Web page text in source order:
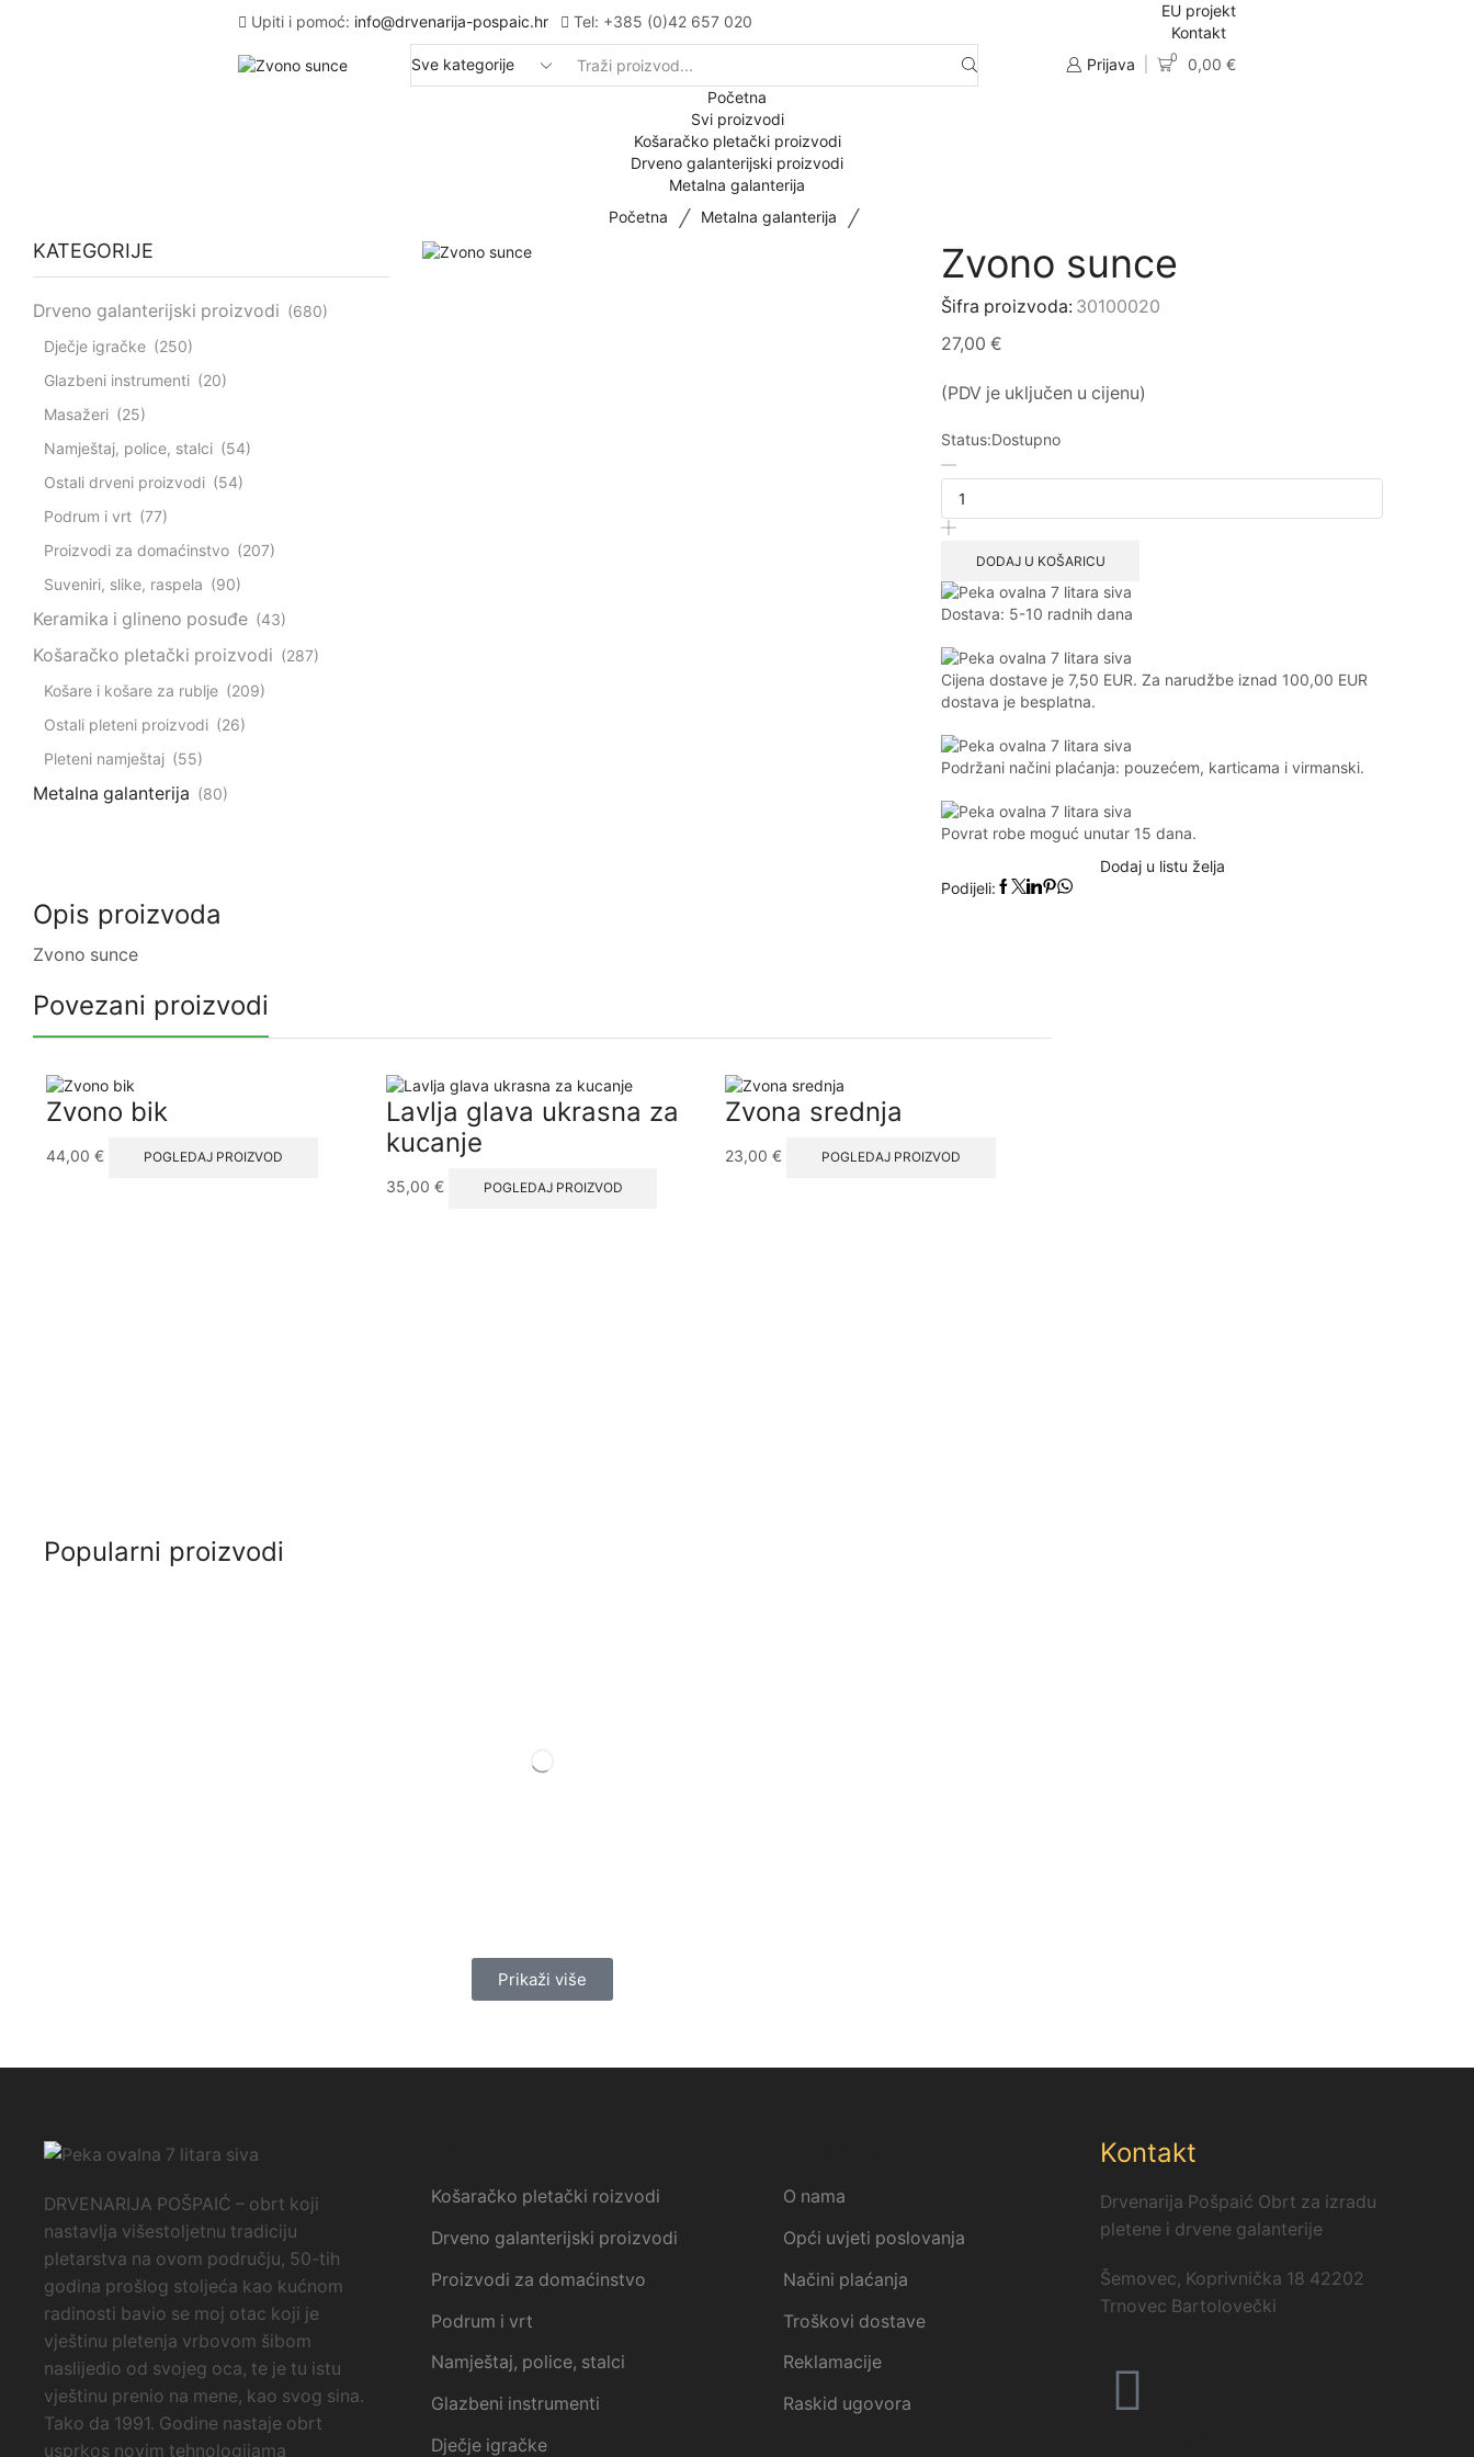
Upiti i pomoć: info@drvenarija-pospaic.hr Tel: +385 (0)42 657 020
EU projekt
Kontakt
Prijava
0 0,00 €
Početna
Svi proizvodi
Košaračko pletački proizvodi
Drveno galanterijski proizvodi
Metalna galanterija
Početna
/ Metalna galanterija /
KATEGORIJE
Drveno galanterijski proizvodi (680)
Dječje igračke (250)
Glazbeni instrumenti (20)
Masažeri (25)
Namještaj, police, stalci (54)
Ostali drveni proizvodi (54)
Podrum i vrt (77)
Proizvodi za domaćinstvo (207)
Suveniri, slike, raspela (90)
Keramika i glineno posuđe (43)
Košaračko pletački proizvodi (287)
Košare i košare za rublje (209)
Ostali pleteni proizvodi (26)
Pleteni namještaj (55)
Metalna galanterija (80)
Zvono sunce
Šifra proizvoda: 30100020
27,00 €
(PDV je uključen u cijenu)
Status:Dostupno
DODAJ U KOŠARICU
Dostava: 5-10 radnih dana
Cijena dostave je 7,50 EUR. Za narudžbe iznad 100,00 EUR
dostava je besplatna.
Podržani načini plaćanja: pouzećem, karticama i virmanski.
Povrat robe moguć unutar 15 dana.
Dodaj u listu želja
Podijeli:
Opis proizvoda
Zvono sunce
Povezani proizvodi
Zvono bik
44,00 € POGLEDAJ PROIZVOD
Lavlja glava ukrasna za
kucanje
35,00 € POGLEDAJ PROIZVOD
Zvona srednja
23,00€ POGLEDAJ PROIZVOD
Popularni proizvodi
Prikaži više
DRVENARIJA POŠPAIĆ – obrt koji
nastavlja višestoljetnu tradiciju
pletarstva na ovom području, 50-tih
godina prošlog stoljeća kao kućnom
radinosti bavio se moj otac koji je
vještinu pletenja vrbovom šibom
naslijedio od svojeg oca, te je tu istu
vještinu prenio na mene, kao svog sina.
Tako da 1991. Godine nastaje obrt
usprkos novim tehnologijama
Košaračko pletački roizvodi
Drveno galanterijski proizvodi
Proizvodi za domaćinstvo
Podrum i vrt
Namještaj, police, stalci
Glazbeni instrumenti
Dječje igračke
O nama
Opći uvjeti poslovanja
Načini plaćanja
Troškovi dostave
Reklamacije
Raskid ugovora
Kontakt
Drvenarija Pošpaić Obrt za izradu
pletene i drvene galanterije
Šemovec, Koprivnička 18 42202
Trnovec Bartolovečki